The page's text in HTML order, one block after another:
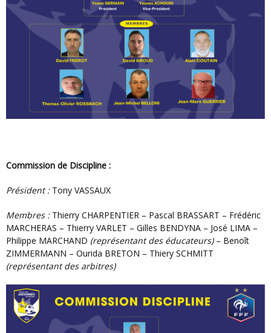
Commission de Discipline :
Président :Tony VASSAUX
Membres :Thierry CHARPENTIER – Pascal BRASSART – Frédéric
MARCHERAS – Thierry VARLET – Gilles BENDYNA – José LIMA –
Philippe MARCHAND (représentant des éducateurs)– Benoît
ZIMMERMANN – Ourida BRETON – Thiery SCHMITT
(représentant des arbitres)